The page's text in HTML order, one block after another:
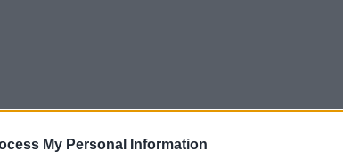
My Personal Information